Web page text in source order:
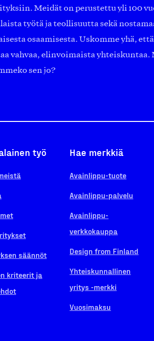
Meidät on perustettu yli 100
työtä ja teollisuutta sekä
osaamisesta. Uskomme yhä,
vahvaa, elinvoimaista yhteiskuntaa.
sen jo?
työ
säännöt
kriteerit ja
Hae merkkiä
Avainlippu-tuote
Avainlippu-palvelu
Avainlippu-
verkkokauppa
Design from Finland
Yhteiskunnallinen
yritys -merkki
Vuosimaksu